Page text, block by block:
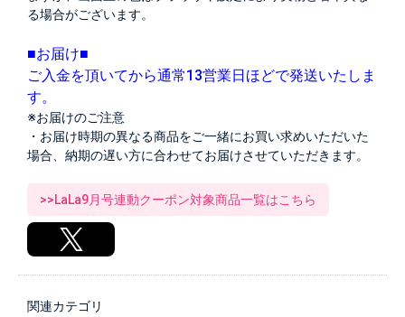
る場合がございます。
■お届け■
ご入金を頂いてから通常13営業日ほどで発送いたしま
す。
※お届けのご注意
・お届け時期の異なる商品をご一緒にお買い求めいただいた
場合、納期の遅い方に合わせてお届けさせていただきます。
>>LaLa9月号連動クーポン対象商品一覧はこちら
関連カテゴリ